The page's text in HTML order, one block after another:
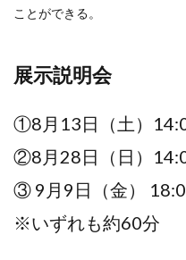
ことができる。
展示説明会
①8月13日（土）
②8月28日（日）
③ 9月9日（金）
※いずれも約60分